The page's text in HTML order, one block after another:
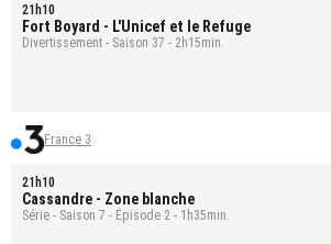
21h10
Fort Boyard - L'Unicef et le Refuge
Divertissement - Saison 37 - 2h15min.
France 3
21h10
Cassandre - Zone blanche
Série - Saison 7 - Épisode 2 - 1h35min.